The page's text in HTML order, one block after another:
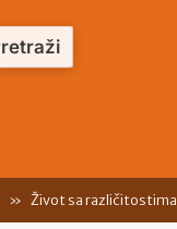
Život sa različitostima